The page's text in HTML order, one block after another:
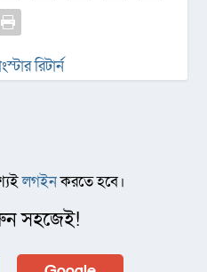
রিটার্ন
লগইনকরতে হবে।
সহজেই!